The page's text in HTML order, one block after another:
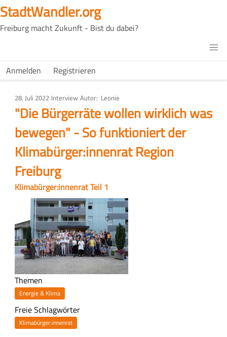
Direkt
zum
Inhalt
StadtWandler.org
Freiburg macht Zukunft - Bist du dabei?
Main
H4C
USER
Anmelden Registrieren
28. Juli 2022 Art
des
Artikels
Interview Autor Leonie
"Die Bürgerräte wollen wirklich was
bewegen" - So funktioniert der
Klimabürger:innenrat Region
Freiburg
Klimabürger:innenrat Teil 1
Themen
Energie & Klima
Freie Schlagwörter
Klimabürger:innenrat